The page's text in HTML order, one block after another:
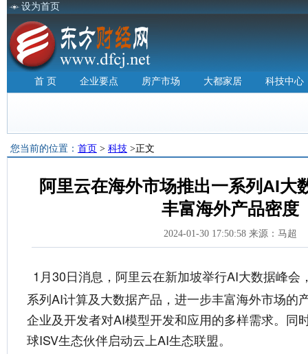
设为首页
首 页 企业要点 房产市场 大都家居 科技中心
您当前的位置： 首页 > 科技 >正文
阿里云在海外市场推出一系列AI大
丰富海外产品密度
2024-01-30 17:50:58 来源：马超
1月30日消息，阿里云在新加坡举行AI大数据峰会
系列AI计算及大数据产品，进一步丰富海外市场的
企业及开发者对AI模型开发和应用的多样需求。同
球ISV生态伙伴启动云上AI生态联盟。